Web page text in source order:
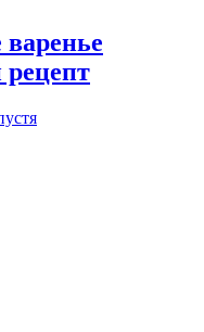
варенье